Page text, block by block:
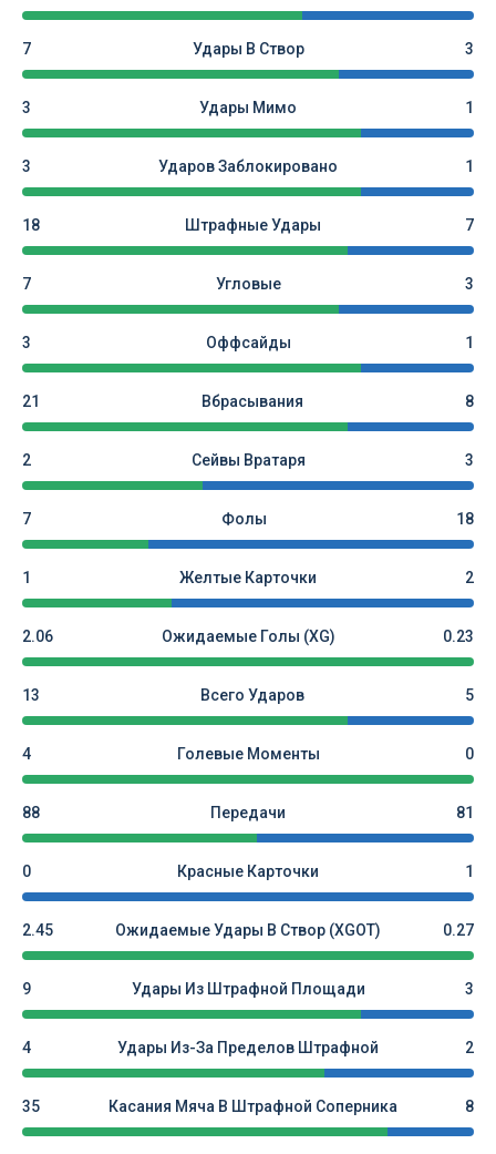
7 Удары В Створ 3
3 Удары Мимо 1
3 Ударов Заблокировано 1
18 Штрафные Удары 7
7 Угловые 3
3 Оффсайды 1
21 Вбрасывания 8
2 Сейвы Вратаря 3
7 Фолы 18
1 Желтые Карточки 2
2.06 Ожидаемые Голы (xG) 0.23
13 Всего Ударов 5
4 Голевые Моменты 0
88 Передачи 81
0 Красные Карточки 1
2.45 Ожидаемые Удары В Створ (xGOT) 0.27
9 Удары Из Штрафной Площади 3
4 Удары Из-За Пределов Штрафной 2
35 Касания Мяча В Штрафной Соперника 8